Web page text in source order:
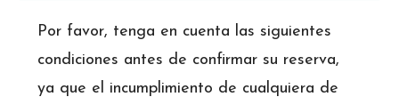
Por favor, tenga en cuenta las siguientes
condiciones antes de confirmar su reserva,
ya que el incumplimiento de cualquiera de